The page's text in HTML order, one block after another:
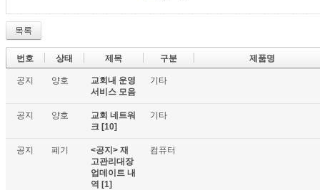
목록
번호 상태 제목 구분 제품명
공지 양호
교회내 운영
서비스 모음
기타
공지 양호
교회 네트워
크 [10]
기타
공지 폐기
<공지> 재
고관리대장
업데이트 내
역 [1]
컴퓨터